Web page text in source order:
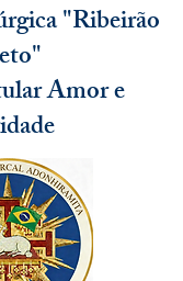
"Ribeirão
Amor e